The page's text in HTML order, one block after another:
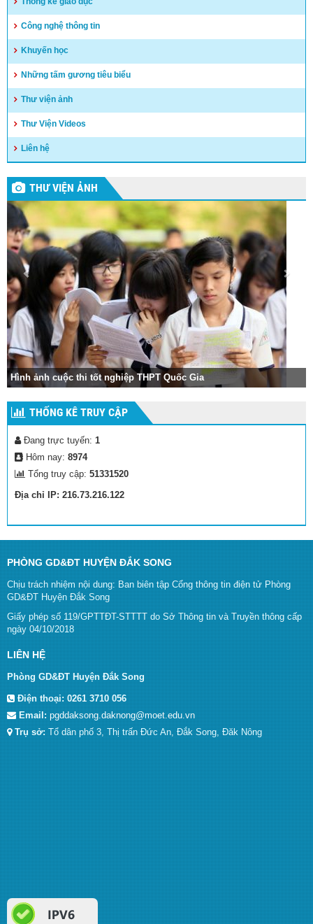
Công nghệ thông tin
Khuyến học
Những tấm gương tiêu biểu
Thư viện ảnh
Thư Viện Videos
Liên hệ
THƯ VIỆN ẢNH
Hình ảnh cuộc thi tốt nghiệp THPT Quốc Gia
THỐNG KÊ TRUY CẬP
Đang trực tuyến: 1
Hôm nay: 8974
Tổng truy cập: 51331520
Địa chỉ IP: 216.73.216.122
PHÒNG GD&ĐT HUYỆN ĐẮK SONG
Chịu trách nhiệm nội dung: Ban biên tập Cổng thông tin điện tử Phòng
GD&ĐT Huyện Đắk Song
Giấy phép số 119/GPTTĐT-STTTT do Sở Thông tin và Truyền thông cấp
ngày 04/10/2018
LIÊN HỆ
Phòng GD&ĐT Huyện Đắk Song
Điện thoại:0261 3710 056
Email:pgddaksong.daknong@moet.edu.vn
Trụ sở:Tổ dân phố 3, Thị trấn Đức An, Đắk Song, Đăk Nông